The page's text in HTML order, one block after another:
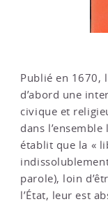
Publié en 1670,
d’abord une
civique et
dans
établit que la «
parole), loin
l’État, leur est